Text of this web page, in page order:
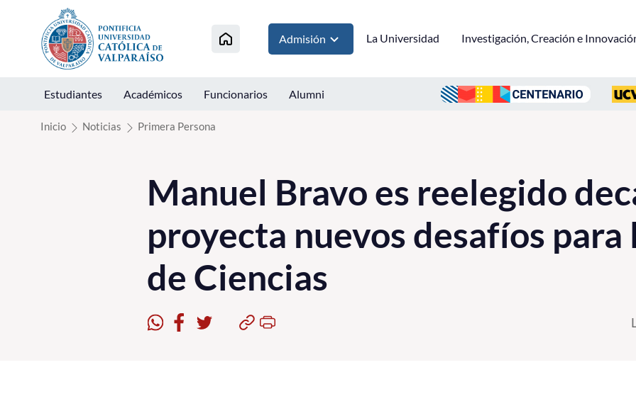
Click acá para ir directamente al contenido
Admisión La Universidad Investigación, Creación e
Estudiantes Académicos Funcionarios Alumni
Inicio Noticias Primera Persona
Manuel Bravo es reelegido
proyecta nuevos desafíos para
de Ciencias